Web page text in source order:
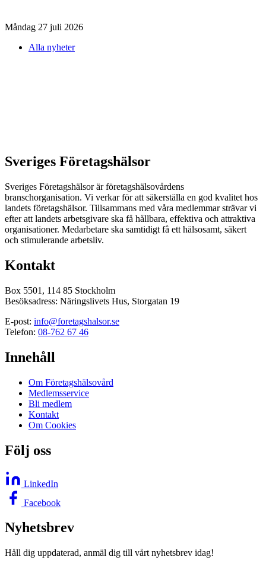
Måndag 27 juli 2026
Alla nyheter
Sveriges Företagshälsor
Sveriges Företagshälsor är företagshälsovårdens
branschorganisation. Vi verkar för att säkerställa en god kvalitet hos
landets företagshälsor. Tillsammans med våra medlemmar strävar vi
efter att landets arbetsgivare ska få hållbara, effektiva och attraktiva
organisationer. Medarbetare ska samtidigt få ett hälsosamt, säkert
och stimulerande arbetsliv.
Kontakt
Box 5501, 114 85 Stockholm
Besöksadress: Näringslivets Hus, Storgatan 19
E-post: info@foretagshalsor.se
Telefon: 08-762 67 46
Innehåll
Om Företagshälsovård
Medlemsservice
Bli medlem
Kontakt
Om Cookies
Följ oss
LinkedIn
Facebook
Nyhetsbrev
Håll dig uppdaterad, anmäl dig till vårt nyhetsbrev idag!